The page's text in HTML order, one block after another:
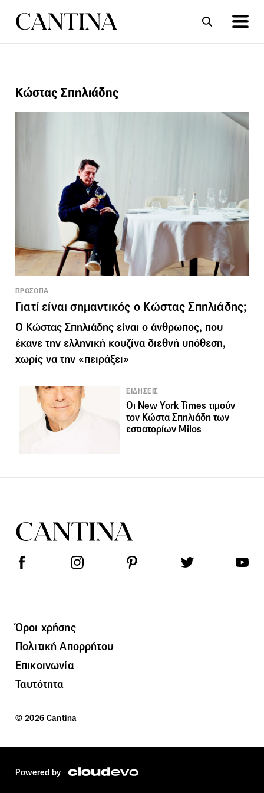
ΣΥΝΤΑΓΕΣ
Κώστας Σπηλιάδης
ΠΡΟΣΩΠΑ
Γιατί είναι σημαντικός ο Κώστας Σπηλιάδης;
Ο Κώστας Σπηλιάδης είναι ο άνθρωπος, που
έκανε την ελληνική κουζίνα διεθνή υπόθεση,
χωρίς να την «πειράξει»
ΕΙΔΗΣΕΙΣ
Οι New York Times τιμούν
τον Κώστα Σπηλιάδη των
εστιατορίων Milos
Όροι χρήσης
Πολιτική Απορρήτου
Επικοινωνία
Ταυτότητα
© 2026 Cantina
Powered by